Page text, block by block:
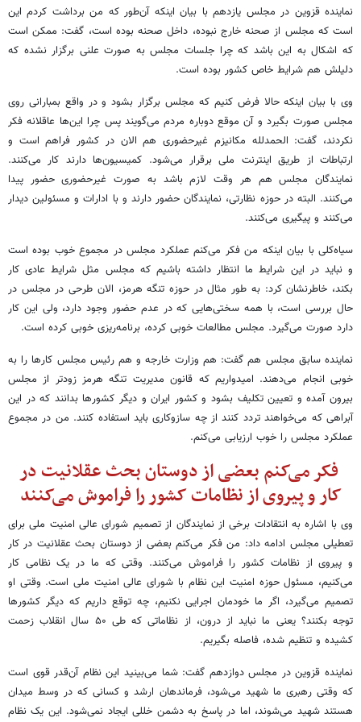
نماینده قزوین در مجلس یازدهم با بیان اینکه آن‌طور که من برداشت کردم این
است که مجلس از صحنه خارج نبوده، داخل صحنه بوده است، گفت: ممکن است
که اشکال به این باشد که چرا جلسات مجلس به صورت علنی برگزار نشده که
دلیلش هم شرایط خاص کشور بوده است.
وی با بیان اینکه حالا فرض کنیم که مجلس برگزار بشود و در واقع بمبارانی روی
مجلس صورت بگیرد و آن موقع دوباره مردم می‌گویند پس چرا این‌ها عاقلانه فکر
نکردند، گفت: الحمدلله مکانیزم غیرحضوری هم الان در کشور فراهم است و
ارتباطات از طریق اینترنت ملی برقرار می‌شود. کمیسیون‌ها دارند کار می‌کنند.
نمایندگان مجلس هم هر وقت لازم باشد به صورت غیرحضوری حضور پیدا
می‌کنند. البته در حوزه نظارتی، نمایندگان حضور دارند و با ادارات و مسئولین دیدار
می‌کنند و پیگیری می‌کنند.
سیاه‌کلی با بیان اینکه من فکر می‌کنم عملکرد مجلس در مجموع خوب بوده است
و نباید در این شرایط ما انتظار داشته باشیم که مجلس مثل شرایط عادی کار
بکند، خاطرنشان کرد: به طور مثال در حوزه تنگه هرمز، الان طرحی در مجلس در
حال بررسی است، با همه سختی‌هایی که در عدم حضور وجود دارد، ولی این کار
دارد صورت می‌گیرد. مجلس مطالعات خوبی کرده، برنامه‌ریزی خوبی کرده است.
نماینده سابق مجلس هم گفت: هم وزارت خارجه و هم رئیس مجلس کارها را به
خوبی انجام می‌دهند. امیدواریم که قانون مدیریت تنگه هرمز زودتر از مجلس
بیرون آمده و تعیین تکلیف بشود و کشور ایران و دیگر کشورها بدانند که در این
آبراهی که می‌خواهند تردد کنند از چه سازوکاری باید استفاده کنند. من در مجموع
عملکرد مجلس را خوب ارزیابی می‌کنم.
فکر می‌کنم بعضی از دوستان بحث عقلانیت در
کار و پیروی از نظامات کشور را فراموش می‌کنند
وی با اشاره به انتقادات برخی از نمایندگان از تصمیم شورای عالی امنیت ملی برای
تعطیلی مجلس ادامه داد: من فکر می‌کنم بعضی از دوستان بحث عقلانیت در کار
و پیروی از نظامات کشور را فراموش می‌کنند. وقتی که ما در یک نظامی کار
می‌کنیم، مسئول حوزه امنیت این نظام با شورای عالی امنیت ملی است. وقتی او
تصمیم می‌گیرد، اگر ما خودمان اجرایی نکنیم، چه توقع داریم که دیگر کشورها
توجه بکنند؟ یعنی ما نباید از درون، از نظاماتی که طی ۵۰ سال انقلاب زحمت
کشیده و تنظیم شده، فاصله بگیریم.
نماینده قزوین در مجلس دوازدهم گفت: شما می‌بینید این نظام آن‌قدر قوی است
که وقتی رهبری ما شهید می‌شود، فرماندهان ارشد و کسانی که در وسط میدان
هستند شهید می‌شوند، اما در پاسخ به دشمن خللی ایجاد نمی‌شود. این یک نظام